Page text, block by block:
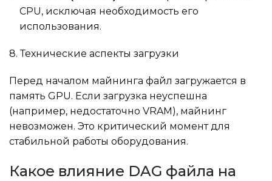
CPU, исключая необходимость его
использования.
8. Технические аспекты загрузки
Перед началом майнинга файл загружается в
память GPU. Если загрузка неуспешна
(например, недостаточно VRAM), майнинг
невозможен. Это критический момент для
стабильной работы оборудования.
Какое влияние DAG файла на